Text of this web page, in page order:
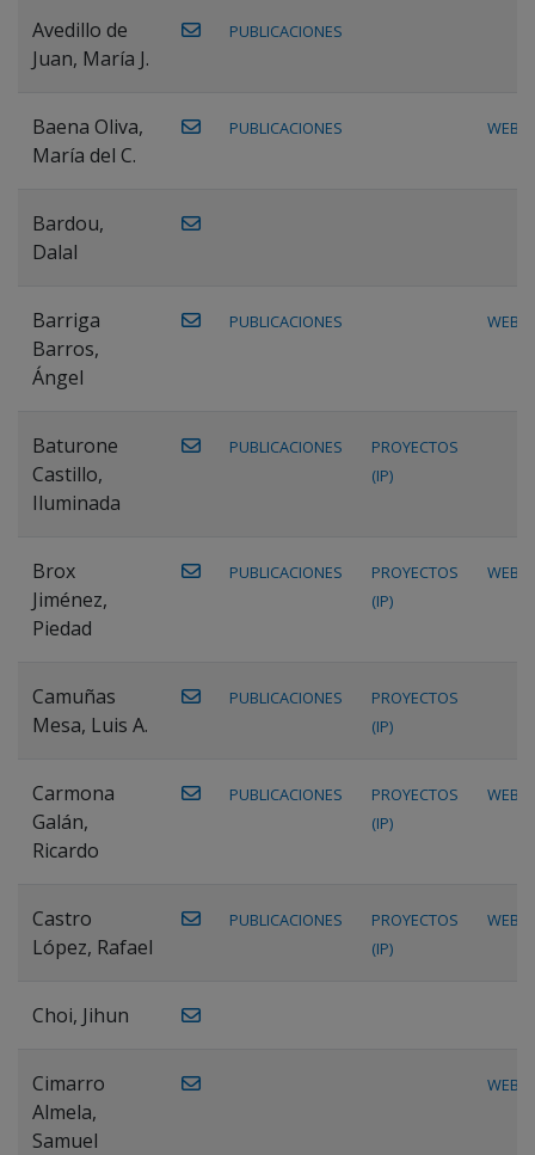
Avedillo de
Juan, María J.
PUBLICACIONES
Baena Oliva,
María del C.
PUBLICACIONES WEB
Bardou,
Dalal
Barriga
Barros,
Ángel
PUBLICACIONES WEB
Baturone
Castillo,
Iluminada
PUBLICACIONES
PROYECTOS
(IP)
Brox
Jiménez,
Piedad
PUBLICACIONES
PROYECTOS
(IP)
WEB
Camuñas
Mesa, Luis A.
PUBLICACIONES
PROYECTOS
(IP)
Carmona
Galán,
Ricardo
PUBLICACIONES
PROYECTOS
(IP)
WEB
Castro
López, Rafael
PUBLICACIONES
PROYECTOS
(IP)
WEB
Choi, Jihun
Cimarro
Almela,
Samuel
WEB